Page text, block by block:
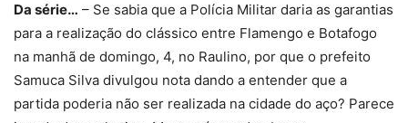
Da série… – Se sabia que a Polícia Militar daria as garantias
para a realização do clássico entre Flamengo e Botafogo
na manhã de domingo, 4, no Raulino, por que o prefeito
Samuca Silva divulgou nota dando a entender que a
partida poderia não ser realizada na cidade do aço? Parece